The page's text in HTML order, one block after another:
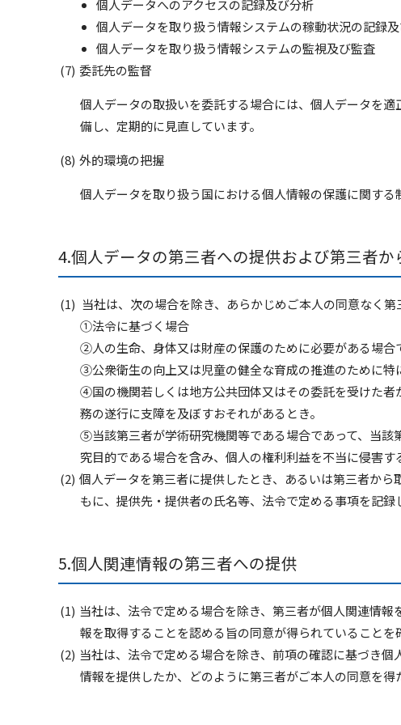
個人データへのアクセスの記録及び分析
個人データを取り扱う情報システムの稼動状況の記録
個人データを取り扱う情報システムの監視及び監査
委託先の監督
個人データの取扱いを委託する場合には、個人データを
備し、定期的に見直しています。
外的環境の把握
個人データを取り扱う国における個人情報の保護に関する
個人データの第三者への提供および第三者か
当社は、次の場合を除き、あらかじめご本人の同意なく
①法令に基づく場合
②人の生命、身体又は財産の保護のために必要がある場合
③公衆衛生の向上又は児童の健全な育成の推進のために特
④国の機関若しくは地方公共団体又はその委託を受けた
務の遂行に支障を及ぼすおそれがあるとき。
⑤当該第三者が学術研究機関等である場合であって、当
究目的である場合を含み、個人の権利利益を不当に侵害す
個人データを第三者に提供したとき、あるいは第三者か
もに、提供先・提供者の氏名等、法令で定める事項を記録
個人関連情報の第三者への提供
当社は、法令で定める場合を除き、第三者が個人関連情
報を取得することを認める旨の同意が得られていることを
当社は、法令で定める場合を除き、前項の確認に基づき
情報を提供したか、どのように第三者がご本人の同意を得